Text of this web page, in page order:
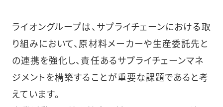
ライオングループは、サプライチェーンにおける取
り組みにおいて、原材料メーカーや生産委託先と
の連携を強化し、責任あるサプライチェーンマネ
ジメントを構築することが重要な課題であると考
えています。